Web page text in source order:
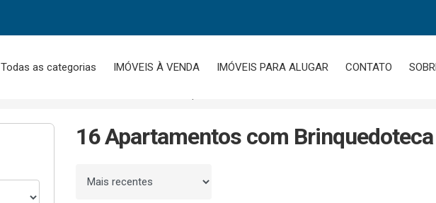
Todas as categorias IMÓVEIS À VENDA IMÓVEIS PARA ALUGAR CONTATO
16 Apartamentos com
Ordenar por